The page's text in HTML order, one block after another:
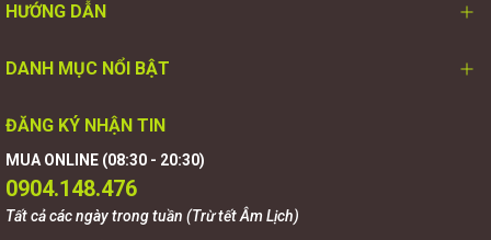
HƯỚNG DẪN
DANH MỤC NỔI BẬT
ĐĂNG KÝ NHẬN TIN
MUA ONLINE (08:30 - 20:30)
0904.148.476
Tất cả các ngày trong tuần (Trừ tết Âm Lịch)